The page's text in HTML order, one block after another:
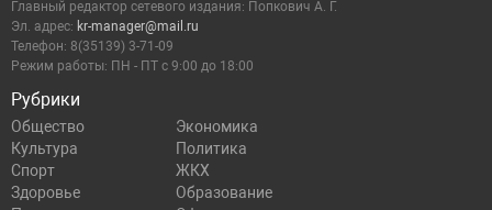
Рубрики
Общество
Экономика
Культура
Политика
Спорт
ЖКХ
Здоровье
Образование
Главный редактор сетевого издания: Попкович А. Г.
Эл. адрес: kr-manager@mail.ru
Телефон: 8(35139) 3-71-09
Режим работы: ПН - ПТ с 9:00 до 18:00